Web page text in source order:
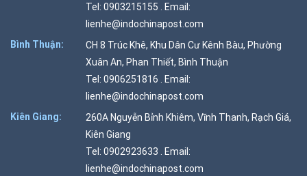
Tel: 0903215155 . Email:
lienhe@indochinapost.com
Bình Thuận:
CH 8 Trúc Khê, Khu Dân Cư Kênh Bàu, Phường
Xuân An, Phan Thiết, Bình Thuận
Tel: 0906251816 . Email:
lienhe@indochinapost.com
Kiên Giang:
260A Nguyễn Bỉnh Khiêm, Vĩnh Thanh, Rạch Giá,
Kiên Giang
Tel: 0902923633 . Email:
lienhe@indochinapost.com